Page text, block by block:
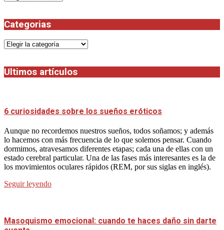
Categorias
Categorias
Ultimos artículos
6 curiosidades sobre los sueños eróticos
Aunque no recordemos nuestros sueños, todos soñamos; y además
lo hacemos con más frecuencia de lo que solemos pensar. Cuando
dormimos, atravesamos diferentes etapas; cada una de ellas con un
estado cerebral particular. Una de las fases más interesantes es la de
los movimientos oculares rápidos (REM, por sus siglas en inglés).
Seguir leyendo
Masoquismo emocional: cuando te haces daño sin darte